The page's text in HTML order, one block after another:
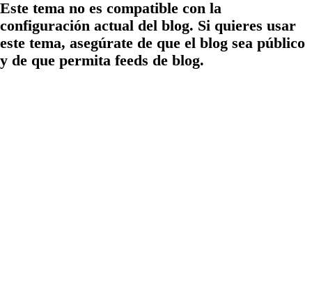
Este tema no es compatible con la
configuración actual del blog. Si quieres usar
este tema, asegúrate de que el blog sea público
y de que permita feeds de blog.